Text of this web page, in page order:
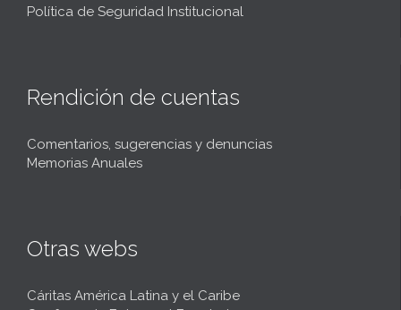
Política de Seguridad Institucional
Rendición de cuentas
Comentarios, sugerencias y denuncias
Memorias Anuales
Otras webs
Cáritas América Latina y el Caribe